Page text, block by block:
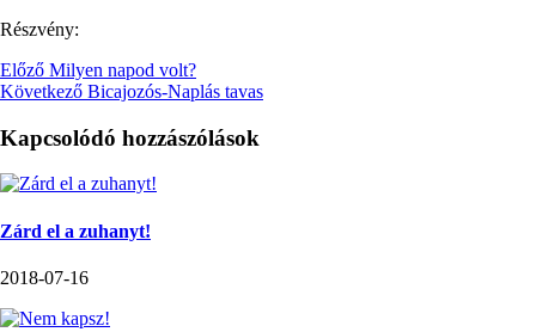
Részvény:
Előző Milyen napod volt?
Következő Bicajozós-Naplás tavas
Kapcsolódó hozzászólások
Zárd el a zuhanyt!
2018-07-16